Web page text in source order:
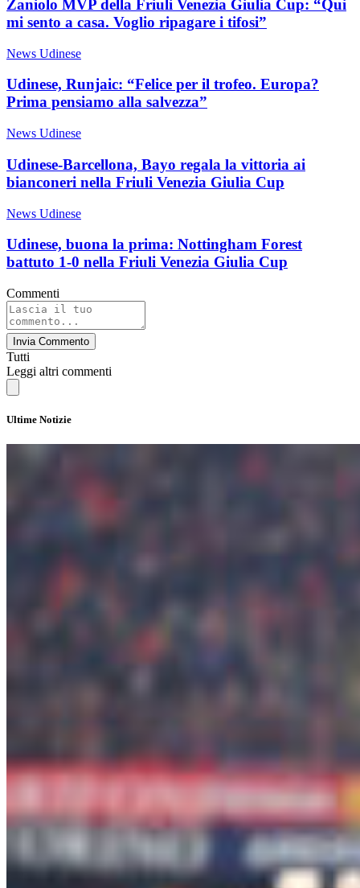
Zaniolo MVP della Friuli Venezia Giulia Cup: “Qui
mi sento a casa. Voglio ripagare i tifosi”
News Udinese
Udinese, Runjaic: “Felice per il trofeo. Europa?
Prima pensiamo alla salvezza”
News Udinese
Udinese-Barcellona, Bayo regala la vittoria ai
bianconeri nella Friuli Venezia Giulia Cup
News Udinese
Udinese, buona la prima: Nottingham Forest
battuto 1-0 nella Friuli Venezia Giulia Cup
Commenti
Invia Commento
Tutti
Leggi altri commenti
Ultime Notizie